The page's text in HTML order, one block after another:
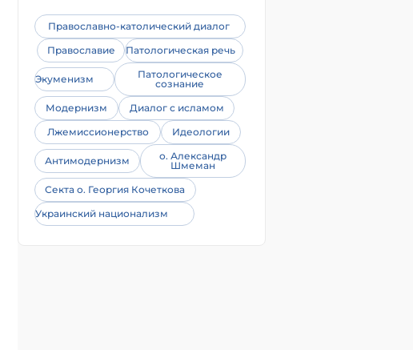
Православно-католический диалог
Православие
Патологическая речь
Экуменизм
Патологическое
сознание
Модернизм
Диалог с исламом
Лжемиссионерство
Идеологии
Антимодернизм
о. Александр
Шмеман
Секта о. Георгия Кочеткова
Украинский национализм